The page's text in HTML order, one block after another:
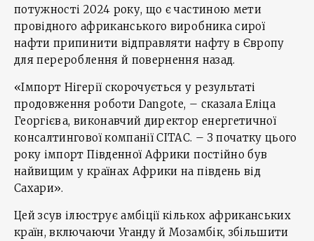
потужності 2024 року, що є частиною мети
провідного африканського виробника сирої
нафти припинити відправляти нафту в Європу
для перероблення й повернення назад.
«Імпорт Нігерії скорочується у результаті
продовження роботи Dangote, – сказала Еліца
Георгієва, виконавчий директор енергетичної
консалтингової компанії CITAC. – З початку цього
року імпорт Південної Африки постійно був
найвищим у країнах Африки на південь від
Сахари».
Цей зсув ілюструє амбіції кількох африканських
країн, включаючи Уганду й Мозамбік, збільшити